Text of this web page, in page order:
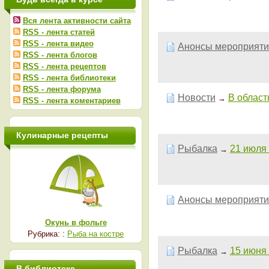
Анонсы
Новости → В
Рыбалка→ 21 июля
Анонсы
Рыбалка→ 15 июня
Вся лента активности сайта
RSS - лента статей
RSS - лента видео
RSS - лента блогов
RSS - лента рецептов
RSS - лента библиотеки
RSS - лента форума
RSS - лента коментариев
Кулинарные рецепты
Окунь в фольге
Рубрика: : Рыба на костре